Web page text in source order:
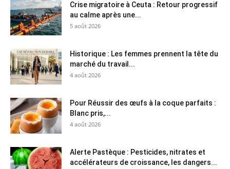
Crise migratoire à Ceuta : Retour progressif
au calme après une...
5 août 2026
Historique : Les femmes prennent la tête du
marché du travail...
4 août 2026
Pour Réussir des œufs à la coque parfaits :
Blanc pris,...
4 août 2026
Alerte Pastèque : Pesticides, nitrates et
accélérateurs de croissance, les dangers...